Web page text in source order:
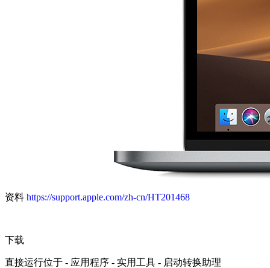
资料 https://support.apple.com/zh-cn/HT201468
下载
直接运行位于 - 应用程序 - 实用工具 - 启动转换助理